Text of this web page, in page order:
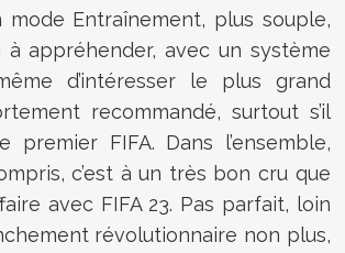
mode Entraînement, plus souple,
à appréhender, avec un système
d’intéresser le plus grand
recommandé, surtout s’il
premier FIFA. Dans l’ensemble,
c’est à un très bon cru que
avec FIFA 23. Pas parfait, loin
révolutionnaire non plus,